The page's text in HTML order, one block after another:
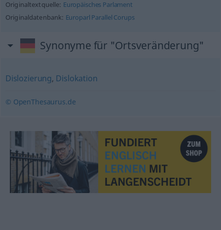
Originaltextquelle: Europäisches Parlament
Originaldatenbank: Europarl Parallel Corups
Synonyme für "Ortsveränderung"
Dislozierung, Dislokation
© OpenThesaurus.de